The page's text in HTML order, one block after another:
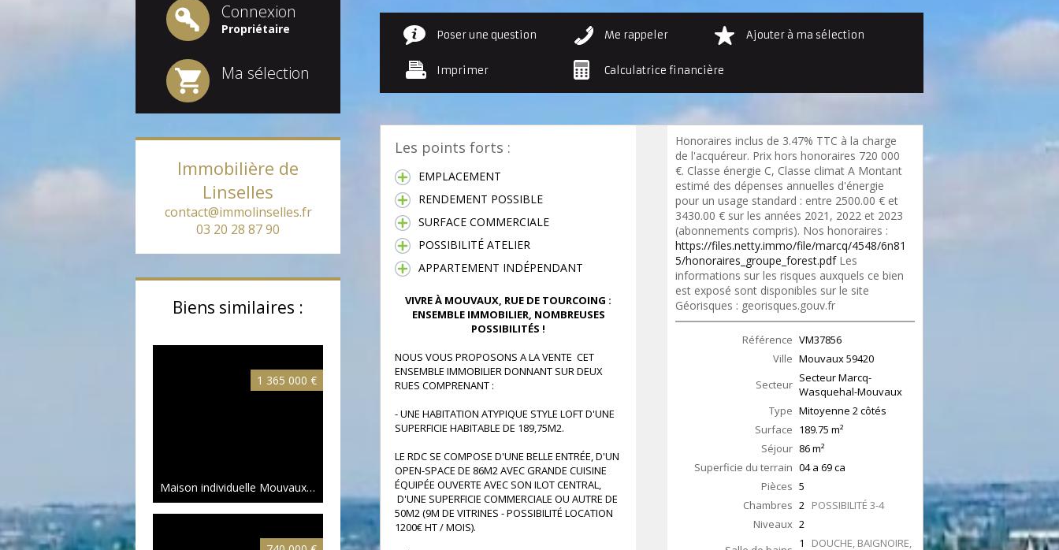
Connexion
Propriétaire
Ma sélection
Immobilière de
Linselles
contact@immolinselles.fr
03 20 28 87 90
Biens similaires :
1 365 000 €
Maison individuelle Mouvaux210 m²
Poser une question Me rappeler Ajouter à ma sélection
Imprimer Calculatrice financière
Les points forts :
EMPLACEMENT
RENDEMENT POSSIBLE
SURFACE COMMERCIALE
POSSIBILITÉ ATELIER
APPARTEMENT INDÉPENDANT
VIVRE À MOUVAUX, RUE DE TOURCOING :
ENSEMBLE IMMOBILIER, NOMBREUSES
POSSIBILITÉS !
NOUS VOUS PROPOSONS A LA VENTE CET
ENSEMBLE IMMOBILIER DONNANT SUR DEUX
RUES COMPRENANT :
- UNE HABITATION ATYPIQUE STYLE LOFT D'UNE
SUPERFICIE HABITABLE DE 189,75M2.
LE RDC SE COMPOSE D'UNE BELLE ENTRÉE, D'UN
OPEN-SPACE DE 86M2 AVEC GRANDE CUISINE
ÉQUIPÉE OUVERTE AVEC SON ILOT CENTRAL,
D'UNE SUPERFICIE COMMERCIALE OU AUTRE DE
50M2 (9M DE VITRINES - POSSIBILITÉ LOCATION
1200€ HT / MOIS).
Honoraires inclus de 3.47% TTC à la charge
de l'acquéreur. Prix hors honoraires 720 000
€. Classe énergie C, Classe climat A Montant
estimé des dépenses annuelles d'énergie
pour un usage standard : entre 2500.00 € et
3430.00 € sur les années 2021, 2022 et 2023
(abonnements compris). Nos honoraires :
https://files.netty.immo/file/marcq/4548/6n81
5/honoraires_groupe_forest.pdfLes
informations sur les risques auxquels ce bien
est exposé sont disponibles sur le site
Géorisques : georisques.gouv.fr
Référence VM37856
Ville Mouvaux59420
Secteur Secteur Marcq-
Wasquehal-Mouvaux
Type Mitoyenne 2 côtés
Surface 189.75 m²
Séjour 86m²
Superficie du terrain 04 a 69 ca
Pièces 5
Chambres 2 POSSIBILITÉ 3-4
Niveaux 2
1 DOUCHE, BAIGNOIRE,